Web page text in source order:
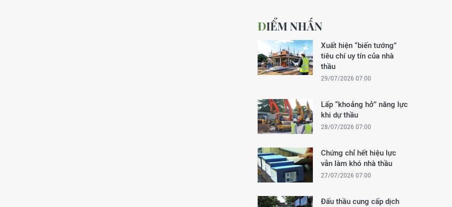
ĐIỂM NHẤN
Xuất hiện “biến tướng”
tiêu chí uy tín của nhà
thầu
29/07/2026 07:00
Lấp “khoảng hở” năng lực
khi dự thầu
28/07/2026 07:00
Chứng chỉ hết hiệu lực
vẫn làm khó nhà thầu
27/07/2026 07:00
Đấu thầu cung cấp dịch